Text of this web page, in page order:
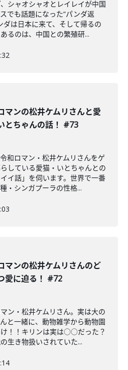
シャオシャオとレイレイが中国
でも話題になった“パンダ返
ダは日本に来て、そして帰るの
るのは、中国との繁殖研...
マンの松井ケムリさんと愛
とちゃんの話！ #73
和ロマン・松井ケムリさんをゲ
している愛猫・いとちゃんとの
イ話」を伺います。世界で一番
・シンガプーラの性格...
マンの松井ケムリさんのど
愛に迫る！ #72
ン・松井ケムリさん。実は大の
と一緒に、動物雑学から動物園
け！！キリンは実は○○だった？
生き物扱いされていた...